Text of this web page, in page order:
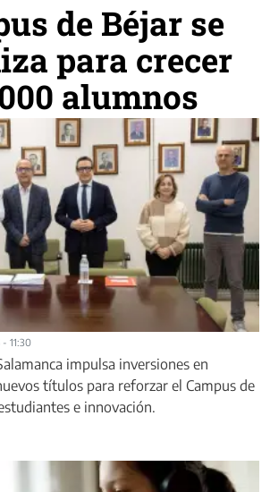
de Béjar se
para crecer
alumnos
- 11:30
impulsa inversiones en
títulos para reforzar el Campus de
e innovación.